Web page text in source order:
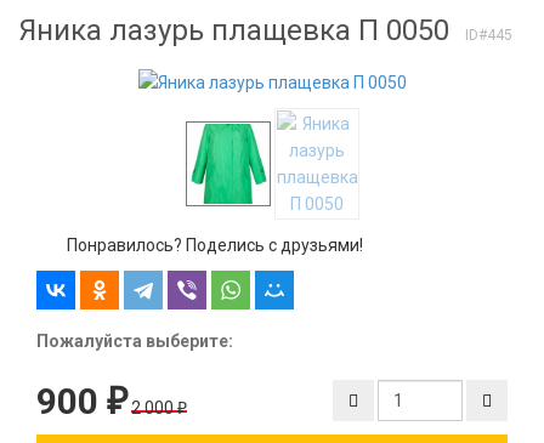
Яника лазурь плащевка П 0050 ID#445
Понравилось? Поделись с друзьями!
Пожалуйста выберите:
900 ₽2 000₽